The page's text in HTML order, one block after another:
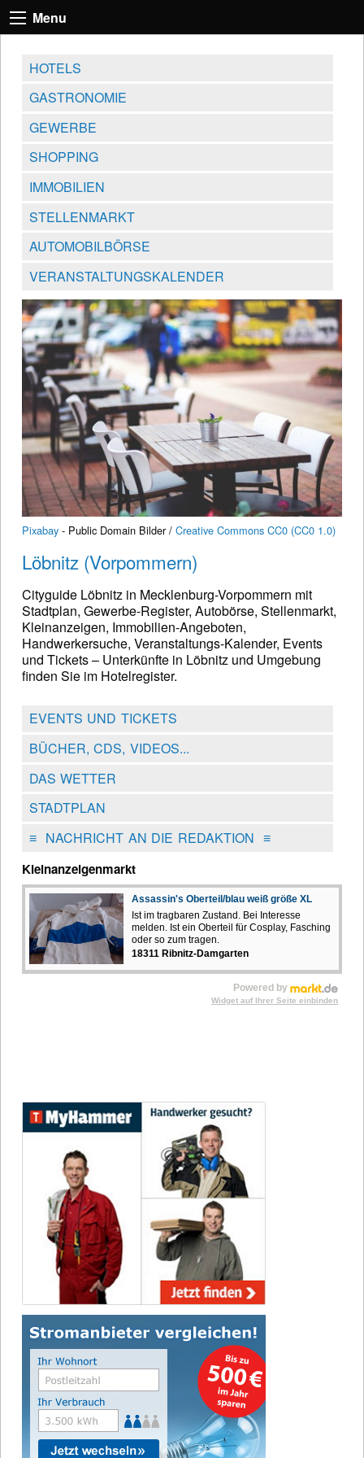
Menu
HOTELS
GASTRONOMIE
GEWERBE
SHOPPING
IMMOBILIEN
STELLENMARKT
AUTOMOBILBÖRSE
VERANSTALTUNGSKALENDER
Pixabay - Public Domain Bilder / Creative Commons CC0 (CC0 1.0)
Löbnitz (Vorpommern)
Cityguide Löbnitz in Mecklenburg-Vorpommern mit
Stadtplan, Gewerbe-Register, Autobörse, Stellenmarkt,
Kleinanzeigen, Immobilien-Angeboten,
Handwerkersuche, Veranstaltungs-Kalender, Events
und Tickets – Unterkünfte in Löbnitz und Umgebung
finden Sie im Hotelregister.
EVENTS UND TICKETS
BÜCHER, CDS, VIDEOS...
DAS WETTER
STADTPLAN
≡NACHRICHT AN DIE REDAKTION ≡
Kleinanzeigenmarkt
Assassin's Oberteil/blau weiß größe XL
Ist im tragbaren Zustand. Bei Interesse
melden. Ist ein Oberteil für Cosplay, Fasching
oder so zum tragen.
18311 Ribnitz-Damgarten
Powered by
Widget auf Ihrer Seite einbinden